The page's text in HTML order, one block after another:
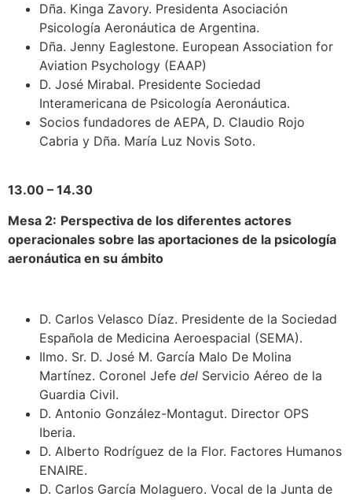
Dña. Kinga Zavory. Presidenta Asociación
Psicología Aeronáutica de Argentina.
Dña. Jenny Eaglestone. European Association for
Aviation Psychology (EAAP)
D. José Mirabal. Presidente Sociedad
Interamericana de Psicología Aeronáutica.
Socios fundadores de AEPA, D. Claudio Rojo
Cabria y Dña. María Luz Novis Soto.
13.00 – 14.30
Mesa 2: Perspectiva de los diferentes actores
operacionales sobre las aportaciones de la psicología
aeronáutica en su ámbito
D. Carlos Velasco Díaz. Presidente de la Sociedad
Española de Medicina Aeroespacial (SEMA).
Ilmo. Sr. D. José M. García Malo De Molina
Martínez. Coronel Jefe del Servicio Aéreo de la
Guardia Civil.
D. Antonio González-Montagut. Director OPS
Iberia.
D. Alberto Rodríguez de la Flor. Factores Humanos
ENAIRE.
D. Carlos García Molaguero. Vocal de la Junta de